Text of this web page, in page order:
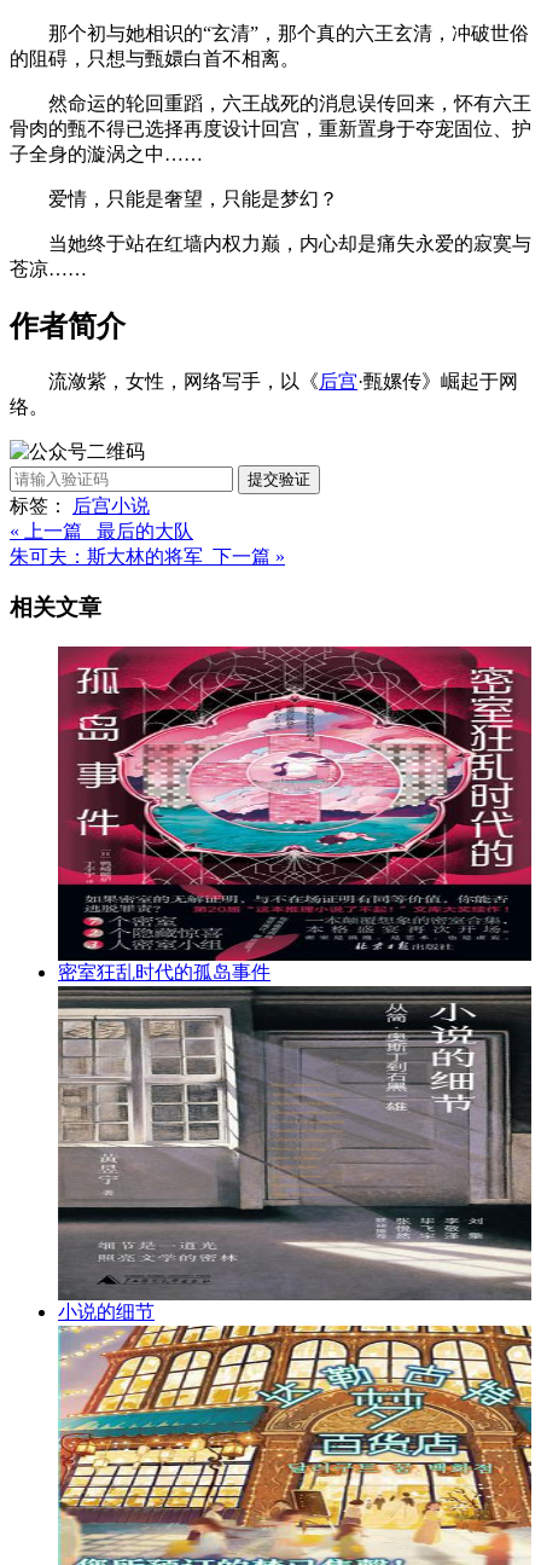
那个初与她相识的“玄清”，那个真的六王玄清，冲破世俗
的阻碍，只想与甄嬛白首不相离。
然命运的轮回重蹈，六王战死的消息误传回来，怀有六王
骨肉的甄不得已选择再度设计回宫，重新置身于夺宠固位、护
子全身的漩涡之中……
爱情，只能是奢望，只能是梦幻？
当她终于站在红墙内权力巅，内心却是痛失永爱的寂寞与
苍凉……
作者简介
流潋紫，女性，网络写手，以《后宫·甄嫘传》崛起于网
络。
提交验证
标签： 后宫小说
« 上一篇 最后的大队
朱可夫：斯大林的将军 下一篇 »
相关文章
密室狂乱时代的孤岛事件
小说的细节